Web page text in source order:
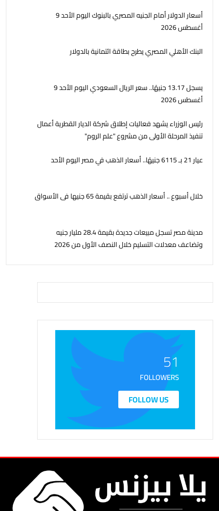
أسعار الدولار أمام الجنيه المصري بالبنوك اليوم الأحد 9
أغسطس 2026
البنك الأهلي المصري يطرح بطاقة ائتمانية بالدولار
يسجل 13.17 جنيهًا.. سعر الريال السعودي اليوم الأحد 9
أغسطس 2026
رئيس الوزراء يشهد فعاليات إطلاق شركة الديار القطرية أعمال
تنفيذ المرحلة الأولى من مشروع "علم الروم"
عيار 21 بـ 6115 جنيهًا.. أسعار الذهب في مصر اليوم الأحد
خلال أسبوع .. أسعار الذهب ترتفع بقيمة 65 جنيها فى الأسواق
مدينة مصر تسجل مبيعات جديدة بقيمة 28.4 مليار جنيه
وتضاعف معدلات التسليم خلال النصف الأول من 2026
51
FOLLOWERS
FOLLOW US